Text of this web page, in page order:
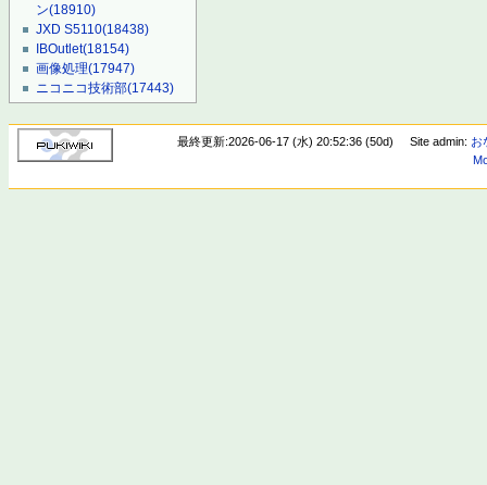
ン(18910)
JXD S5110(18438)
IBOutlet(18154)
画像処理(17947)
ニコニコ技術部(17443)
最終更新:2026-06-17 (水) 20:52:36 (50d) Site admin: お